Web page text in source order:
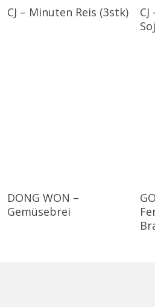
CJ – Minuten Reis (3stk)
DONG WON –
Gemüsebrei